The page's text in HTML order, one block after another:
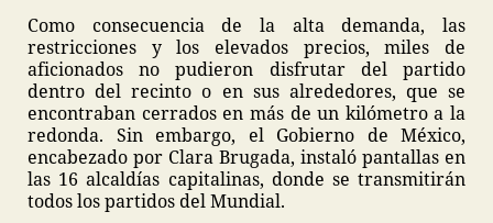
Como consecuencia de la alta demanda, las
restricciones y los elevados precios, miles de
aficionados no pudieron disfrutar del partido
dentro del recinto o en sus alrededores, que se
encontraban cerrados en más de un kilómetro a la
redonda. Sin embargo, el Gobierno de México,
encabezado por Clara Brugada, instaló pantallas en
las 16 alcaldías capitalinas, donde se transmitirán
todos los partidos del Mundial.